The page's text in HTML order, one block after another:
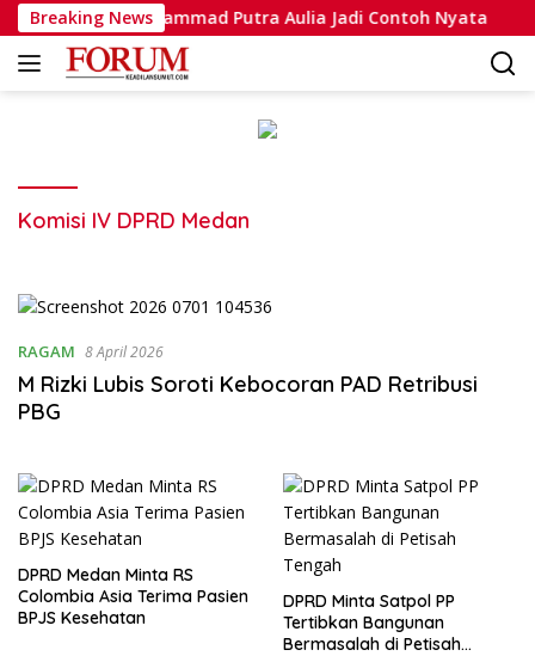
Langsung
ke
konten
Breaking News
Bripda Muhammad Putra Aulia Jadi Contoh Nyata
Komisi IV DPRD Medan
RAGAM 8 April 2026
M Rizki Lubis Soroti Kebocoran PAD Retribusi
PBG
DPRD Medan Minta RS
Colombia Asia Terima Pasien
BPJS Kesehatan
DPRD Minta Satpol PP
Tertibkan Bangunan
Bermasalah di Petisah